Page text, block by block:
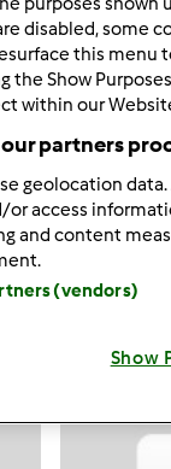
por página:
disabled, some
this menu
the Show
within our
partners
geolocation
or access
and content
(vendors)
Show